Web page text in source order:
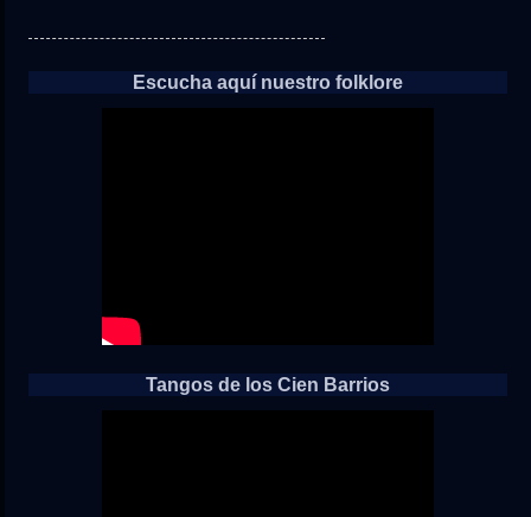
Escucha aquí nuestro folklore
Tangos de los Cien Barrios